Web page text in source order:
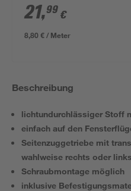
21,99 €
8,80 € / Meter
Beschreibung
lichtundurchlässiger Stoff
einfach auf den
Seitenzuggetriebe mit
wahlweise rechts oder
Schraubmontage möglich
inklusive